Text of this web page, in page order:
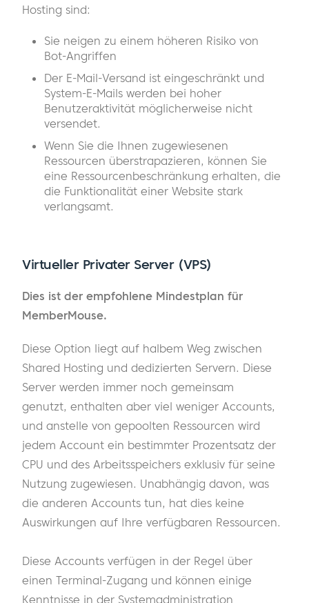
Hosting sind:
Sie neigen zu einem höheren Risiko von
Bot-Angriffen
Der E-Mail-Versand ist eingeschränkt und
System-E-Mails werden bei hoher
Benutzeraktivität möglicherweise nicht
versendet.
Wenn Sie die Ihnen zugewiesenen
Ressourcen überstrapazieren, können Sie
eine Ressourcenbeschränkung erhalten, die
die Funktionalität einer Website stark
verlangsamt.
Virtueller Privater Server (VPS)
Dies ist der empfohlene Mindestplan für
MemberMouse.
Diese Option liegt auf halbem Weg zwischen
Shared Hosting und dedizierten Servern. Diese
Server werden immer noch gemeinsam
genutzt, enthalten aber viel weniger Accounts,
und anstelle von gepoolten Ressourcen wird
jedem Account ein bestimmter Prozentsatz der
CPU und des Arbeitsspeichers exklusiv für seine
Nutzung zugewiesen. Unabhängig davon, was
die anderen Accounts tun, hat dies keine
Auswirkungen auf Ihre verfügbaren Ressourcen.
Diese Accounts verfügen in der Regel über
einen Terminal-Zugang und können einige
Kenntnisse in der Systemadministration